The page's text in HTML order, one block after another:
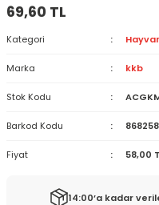
69,60 TL
Kategori
Marka kkb
Stok Kodu
Barkod Kodu
Fiyat 58,00
14:00’a kadar